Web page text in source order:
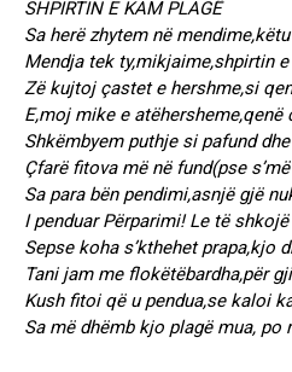
SHPIRTIN E KAM PLAGË
Sa herë zhytem në
Mendja tek ty,mikjaime,shpirtin
Zë kujtoj çastet e hershme,si
E,moj mike e atëhersheme,qenë
Shkëmbyem puthje si pafund
Çfarë fitova më në fund(pse
Sa para bën pendimi,asnjë gjë
I penduar Përparimi! Le të
Sepse koha s’kthehet prapa,kjo
Tani jam me flokëtëbardha,për
Kush fitoi që u pendua,se kaloi
Sa më dhëmb kjo plagë mua, po